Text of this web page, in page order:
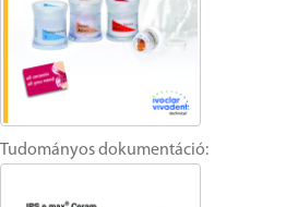
Tudományos dokumentáció: